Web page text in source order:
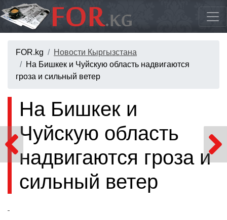
FOR.kg
Новости Кыргызстана
На Бишкек и Чуйскую область надвигаются
гроза и сильный ветер
На Бишкек и
Чуйскую область
надвигаются гроза и
сильный ветер